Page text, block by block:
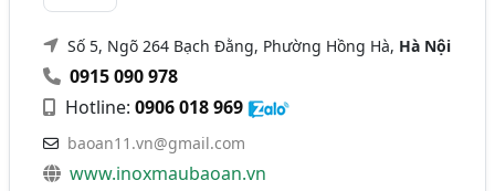
Số 5, Ngõ 264 Bạch Đằng, Phường Hồng Hà, Hà Nội
0915 090 978
Hotline:0906 018 969
baoan11.vn@gmail.com
www.inoxmaubaoan.vn